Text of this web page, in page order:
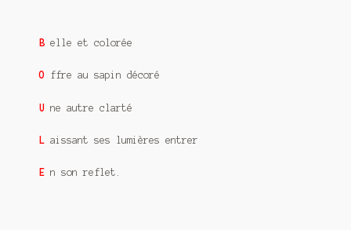
Belle et colorée
O ffre au sapin décoré
U ne autre clarté
L aissant ses lumières entrer
E n son reflet.